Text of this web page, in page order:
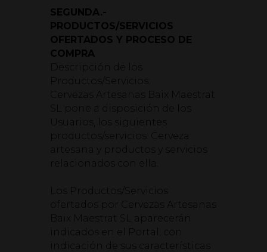
SEGUNDA.-
PRODUCTOS/SERVICIOS
OFERTADOS Y PROCESO DE
COMPRA
Descripción de los
Productos/Servicios:
Cervezas Artesanas Baix Maestrat
SL pone a disposición de los
Usuarios, los siguientes
productos/servicios: Cerveza
artesana y productos y servicios
relacionados con ella.
Los Productos/Servicios
ofertados por Cervezas Artesanas
Baix Maestrat SL aparecerán
indicados en el Portal, con
indicación de sus características